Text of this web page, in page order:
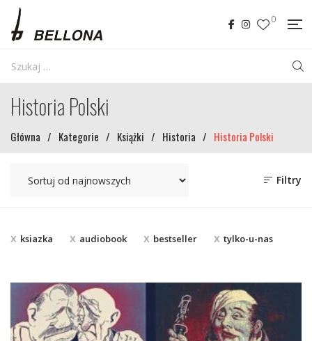
0
Historia Polski
Główna / Kategorie / Książki / Historia / Historia Polski
Filtry
ksiazka audiobook bestseller tylko-u-nas